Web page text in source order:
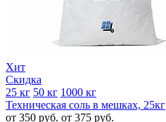
Хит
Скидка
25 кг 50 кг 1000 кг
Техническая соль в мешках, 25кг
от 350 руб. от 375 руб.